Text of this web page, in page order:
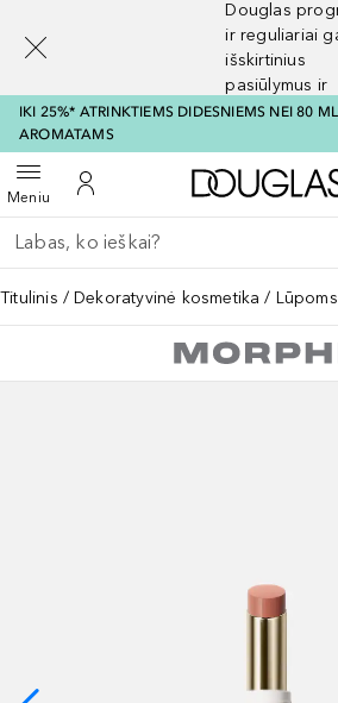
Douglas
ir reguliariai
išskirtinius
pasiūlymus ir
nuolaidas
IKI 25%* ATRINKTIEMS DIDESNIEMS NEI 80 ML
AROMATAMS
MeniuAtidaryti meniuĮ mano paskyrą
Grįžk atgal
Vykdykite paiešką
Titulinis Dekoratyvinė kosmetika Lūpoms
[navigation.slideout.screenreader]